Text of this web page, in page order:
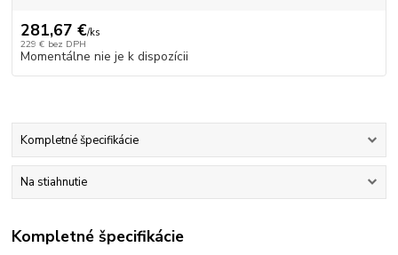
281,67 €/ks
229 € bez DPH
Momentálne nie je k dispozícii
Kompletné špecifikácie
Na stiahnutie
Kompletné špecifikácie